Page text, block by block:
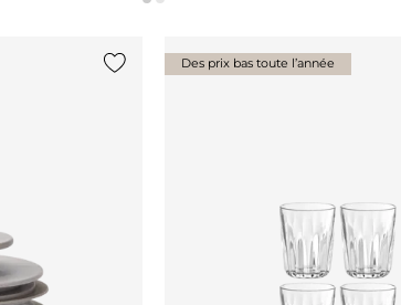
Des prix bas toute l’année